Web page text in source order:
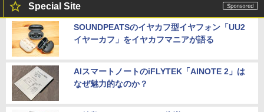
Special Site
SOUNDPEATSのイヤカフ型イヤフォン「UU2
イヤーカフ」をイヤカフマニアが語る
AIスマートノートのiFLYTEK「AINOTE 2」は
なぜ魅力的なのか？